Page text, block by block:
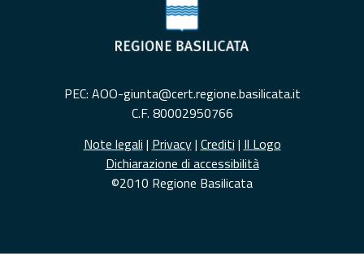
PEC: AOO-giunta@cert.regione.basilicata.it
C.F. 80002950766
Note legali | Privacy| Crediti | Il Logo
Dichiarazione di accessibilità
©2010 Regione Basilicata